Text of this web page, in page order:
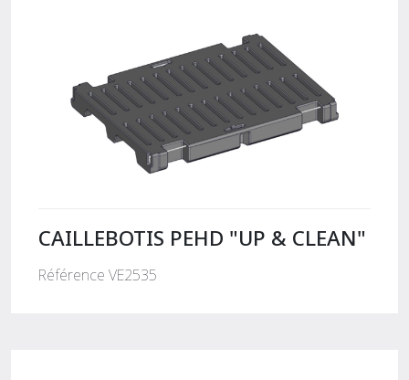
CAILLEBOTIS PEHD "UP & CLEAN"
Référence VE2535